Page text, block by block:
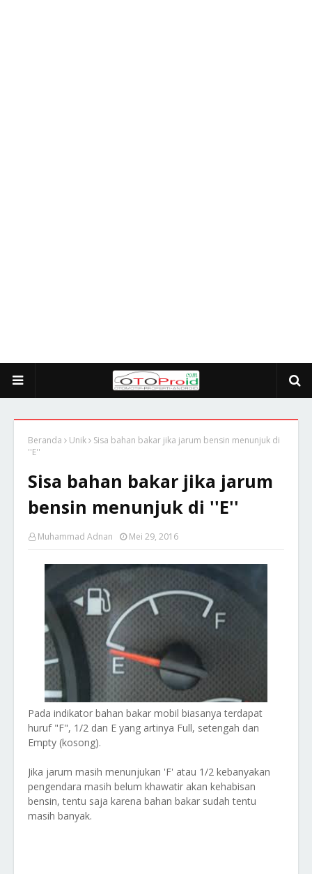
Beranda Unik
Sisa bahan bakar jika jarum bensin menunjuk di
''E''
Sisa bahan bakar jika jarum
bensin menunjuk di ''E''
Muhammad Adnan Mei 29, 2016
Pada indikator bahan bakar mobil biasanya terdapat
huruf "F", 1/2 dan E yang artinya Full, setengah dan
Empty (kosong).
Jika jarum masih menunjukan 'F' atau 1/2 kebanyakan
pengendara masih belum khawatir akan kehabisan
bensin, tentu saja karena bahan bakar sudah tentu
masih banyak.